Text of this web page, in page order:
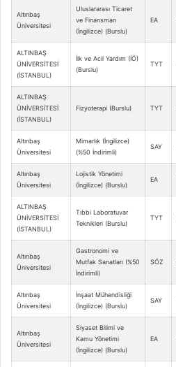
Altınbaş
Üniversitesi
Uluslararası Ticaret
ve Finansman
(İngilizce) (Burslu)
EA
ALTINBAŞ
ÜNİVERSİTESİ
(İSTANBUL)
İlk ve Acil Yardım (İÖ)
(Burslu)
TYT
ALTINBAŞ
ÜNİVERSİTESİ
(İSTANBUL)
Fizyoterapi (Burslu) TYT
Altınbaş
Üniversitesi
Mimarlık (İngilizce)
(%50 İndirimli)
SAY
Altınbaş
Üniversitesi
Lojistik Yönetimi
(İngilizce) (Burslu)
EA
ALTINBAŞ
ÜNİVERSİTESİ
(İSTANBUL)
Tıbbi Laboratuvar
Teknikleri (Burslu)
TYT
Altınbaş
Üniversitesi
Gastronomi ve
Mutfak Sanatları (%50
İndirimli)
SÖZ
Altınbaş
Üniversitesi
İnşaat Mühendisliği
(İngilizce) (Burslu)
SAY
Altınbaş
Üniversitesi
Siyaset Bilimi ve
Kamu Yönetimi
(İngilizce) (Burslu)
EA